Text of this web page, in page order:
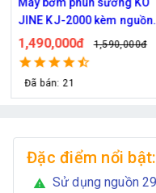
JINE KJ-2000 kèm nguồn
36V hỗ trợ 70 béc
1,490,000đ 1,590,000đ
Đã bán: 21
Đặc điểm nổi bật:
warning Sử dụng nguồn